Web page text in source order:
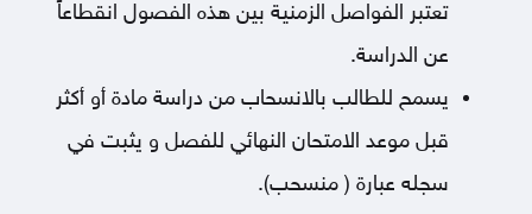
تعتبر الفواصل الزمنية بين هذه الفصول انقطاعاً
عن الدراسة.
يسمح للطالب بالانسحاب من دراسة مادة أو أكثر
قبل موعد الامتحان النهائي للفصل و يثبت في
سجله عبارة ( منسحب).